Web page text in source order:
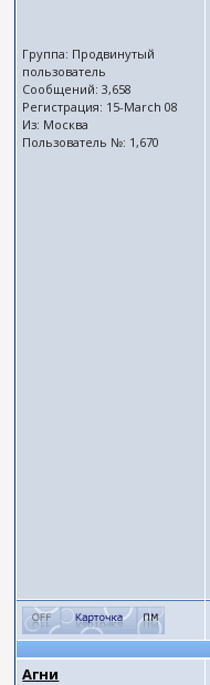
Группа: Продвинутый
пользователь
Сообщений: 3,658
Регистрация: 15-March 08
Из: Москва
Пользователь №: 1,670
Агни